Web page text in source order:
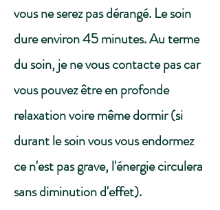
vous ne serez pas dérangé. Le soin
dure environ 45 minutes. Au terme
du soin, je ne vous contacte pas car
vous pouvez être en profonde
relaxation voire même dormir (si
durant le soin vous vous endormez
ce n'est pas grave, l'énergie circulera
sans diminution d'effet).